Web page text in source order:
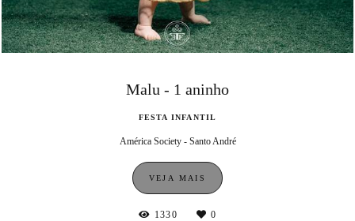
Malu - 1 aninho
FESTA INFANTIL
América Society - Santo André
VEJA MAIS
1330 0